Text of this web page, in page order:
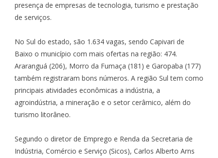
presença de empresas de tecnologia, turismo e prestação
de serviços.
No Sul do estado, são 1.634 vagas, sendo Capivari de
Baixo o município com mais ofertas na região: 474.
Araranguá (206), Morro da Fumaça (181) e Garopaba (177)
também registraram bons números. A região Sul tem como
principais atividades econômicas a indústria, a
agroindústria, a mineração e o setor cerâmico, além do
turismo litorâneo.
Segundo o diretor de Emprego e Renda da Secretaria de
Indústria, Comércio e Serviço (Sicos), Carlos Alberto Arns